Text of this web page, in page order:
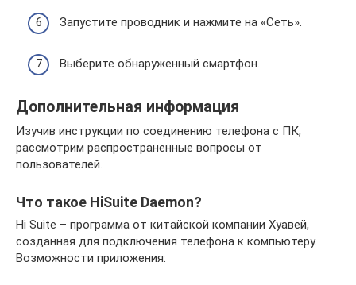
Запустите проводник и нажмите на «Сеть».
Выберите обнаруженный смартфон.
Дополнительная информация
Изучив инструкции по соединению телефона с ПК,
рассмотрим распространенные вопросы от
пользователей.
Что такое HiSuite Daemon?
Hi Suite – программа от китайской компании Хуавей,
созданная для подключения телефона к компьютеру.
Возможности приложения: